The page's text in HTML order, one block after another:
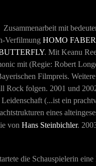
mit
Verfilmung HOMO FABER
. Mit Keanu
mit (Regie: Robert
Filmpreis.
Rock folgen. 2001 und
(...ist ein
eines
von Hans Steinbichler.
die Schauspielerin